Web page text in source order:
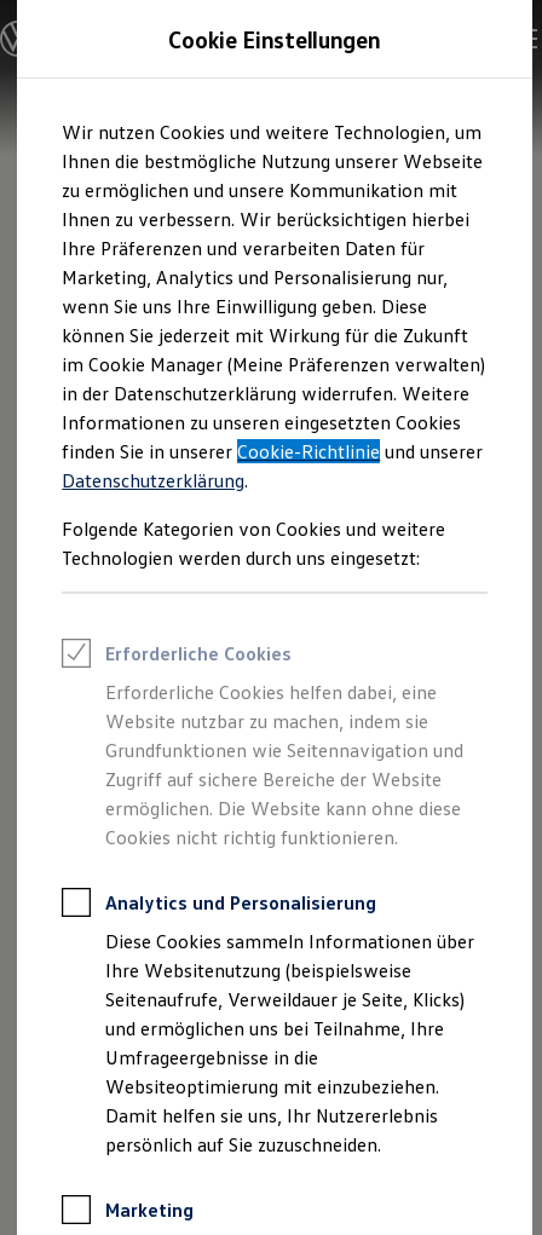
Hauptinhalt
springen
Footer
springen
Modelle und Konfigurator
Konfigurator
Modelle vergleichen
Elektroautos
ENERGY Sondermodelle
Nutzfahrzeuge
SUV und CUV
Familienautos
Kombis
Kompaktwagen
Sportwagen
Schnell verfügbare Fahrzeuge
Angebote und Produkte
Aktuelle Angebote
E-Auto-Förderung
Volkswagen Marktplatz
Die ENERGY Sondermodelle
Junge Gebrauchtwagen und Gebrauchtwagen
Volkswagen Zertifizierte Gebrauchtwagen
Elektromobilität bei Gebrauchtwagen
Saisonangebote
Reifenpakete
Leasing
Leasing-Angebote
Elektroauto Leasing
Kleinwagen-Leasing
Leasing ohne Anzahlung
Finanzierung
Autokredit mit Schlussrate
Versicherungen und Garantien
Kfz-Versicherung
Restschuldversicherungen
Garantien
Professional Class bei Volkswagen
Behörden
Direktkunden
Sonderfahrzeuge
Anpfiff zum Gewinn
Elektromobilität
Elektroautos
ID. Tutorials
Elektrofahrzeugkonzepte
ID. EVERY1
Reichweite
Rekuperation
Cookie Einstellungen
Wir nutzen Cookies und weitere Technologien, um
Ihnen die bestmögliche Nutzung unserer Webseite
zu ermöglichen und unsere Kommunikation mit
Ihnen zu verbessern. Wir berücksichtigen hierbei
Ihre Präferenzen und verarbeiten Daten für
Marketing, Analytics und Personalisierung nur,
wenn Sie uns Ihre Einwilligung geben. Diese
können Sie jederzeit mit Wirkung für die Zukunft
im Cookie Manager (Meine Präferenzen verwalten)
in der Datenschutzerklärung widerrufen. Weitere
Informationen zu unseren eingesetzten Cookies
finden Sie in unsererCookie-Richtlinie und unserer
Datenschutzerklärung.
Folgende Kategorien von Cookies und weitere
Technologien werden durch uns eingesetzt:
Erforderliche Cookies
Erforderliche Cookies helfen dabei, eine
Website nutzbar zu machen, indem sie
Grundfunktionen wie Seitennavigation und
Zugriff auf sichere Bereiche der Website
ermöglichen. Die Website kann ohne diese
Cookies nicht richtig funktionieren.
Analytics und Personalisierung
Diese Cookies sammeln Informationen über
Ihre Websitenutzung (beispielsweise
Seitenaufrufe, Verweildauer je Seite, Klicks)
und ermöglichen uns bei Teilnahme, Ihre
Umfrageergebnisse in die
Websiteoptimierung mit einzubeziehen.
Damit helfen sie uns, Ihr Nutzererlebnis
persönlich auf Sie zuzuschneiden.
Marketing